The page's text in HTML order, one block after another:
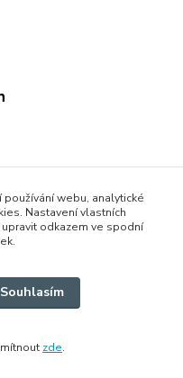
webu, analytické
Nastavení vlastních
odkazem ve spodní
Souhlasím
zde.